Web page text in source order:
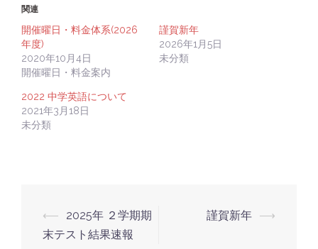
関連
開催曜日・料金体系(2026
年度)
2020年10月4日
開催曜日・料金案内
謹賀新年
2026年1月5日
未分類
2022 中学英語について
2021年3月18日
未分類
投
稿
⟵
2025年 ２学期期
末テスト結果速報
謹賀新年 ⟶